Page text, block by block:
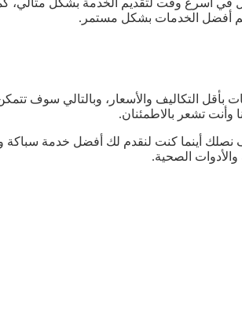
في أسرع وقت لتقديم الخدمة بشكل
أفضل الخدمات بشكل مستمر.
بأقل التكاليف والأسعار، وبالتالي سوف
وأنت تشعر بالاطمئنان.
نصلك أينما كنت لنقدم لك أفضل خدمة سباكة
الصحية.